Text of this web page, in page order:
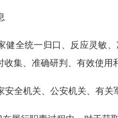
健全统一归口、反应灵敏
收集、准确研判、有效使用
安全机关、公安机关、有